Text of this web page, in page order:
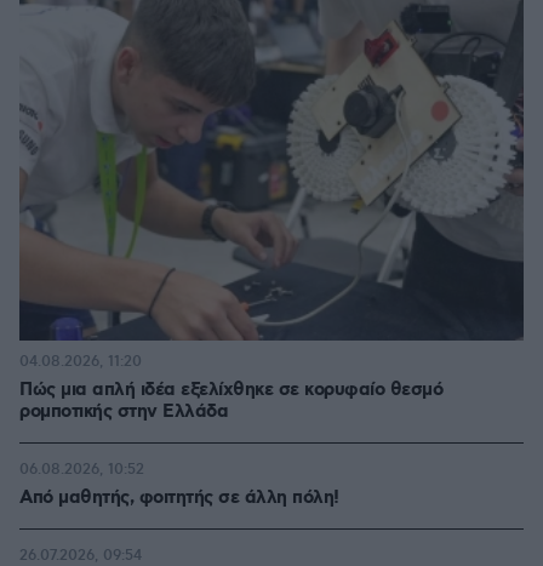
Πώς μια απλή ιδέα εξελίχθηκε σε κορυφαίο θεσμό
ρομποτικής στην Ελλάδα
04.08.2026, 11:20
Από μαθητής, φοιτητής σε άλλη πόλη!
06.08.2026, 10:52
26.07.2026, 09:54